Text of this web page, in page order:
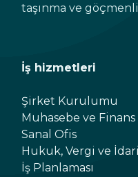
taşınma ve
İş hizmetleri
Şirket Kurulumu
Muhasebe ve Finans
Sanal Ofis
Hukuk, Vergi ve
İş Planlaması